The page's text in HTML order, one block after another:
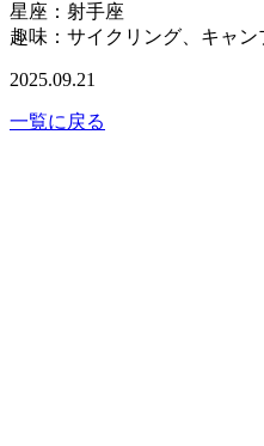
星座 ：射手座
趣味 ：サイクリング、キャン
2025.09.21
一覧に戻る